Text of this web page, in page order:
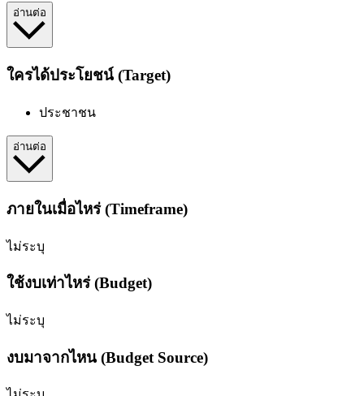
อ่านต่อ
ใครได้ประโยชน์ (Target)
ประชาชน
อ่านต่อ
ภายในเมื่อไหร่ (Timeframe)
ไม่ระบุ
ใช้งบเท่าไหร่ (Budget)
ไม่ระบุ
งบมาจากไหน (Budget Source)